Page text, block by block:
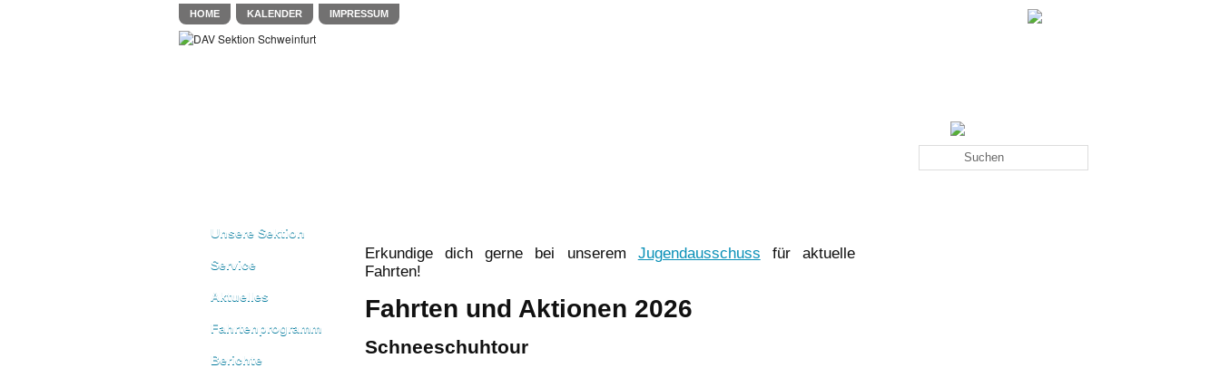
HOME KALENDER IMPRESSUM
Unsere Sektion
Service
Aktuelles
Fahrtenprogramm
Berichte
Erkundige dich gerne bei unserem Jugendausschuss für aktuelle
Fahrten!
Fahrten und Aktionen 2026
Schneeschuhtour